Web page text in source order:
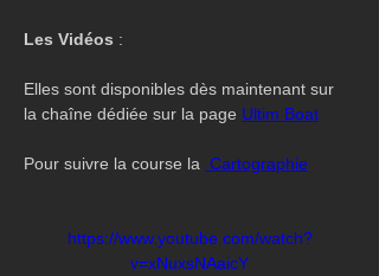
Les Vidéos :
Elles sont disponibles dès maintenant sur
la chaîne dédiée sur la page Ultim Boat
Pour suivre la course la Cartographie
https://www.youtube.com/watch?
v=xNuxsNAaicY